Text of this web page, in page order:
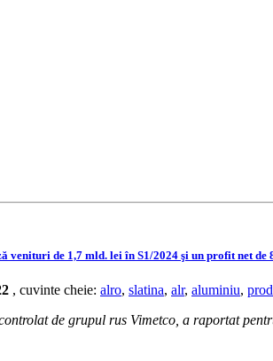
de 1,7 mld. lei în S1/2024 şi un profit net de
, cuvinte cheie: alro, slatina, alr, aluminiu,
controlat de grupul rus Vimetco, a raportat